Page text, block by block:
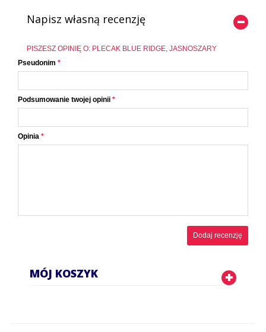
Napisz własną recenzję
PISZESZ OPINIĘ O: PLECAK BLUE RIDGE, JASNOSZARY
*
Pseudonim
*
Podsumowanie twojej opinii
*
Opinia
Dodaj recenzję
MÓJ KOSZYK